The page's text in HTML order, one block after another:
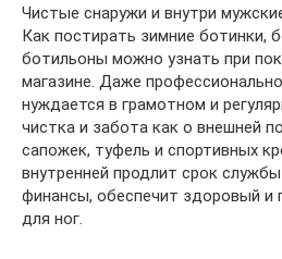
Чистые снаружи и внутри
Как постирать зимние ботинки,
ботильоны можно узнать при
магазине. Даже
нуждается в грамотном и
чистка и забота как о внешней
сапожек, туфель и спортивных
внутренней продлит срок
финансы, обеспечит здоровый и
для ног.